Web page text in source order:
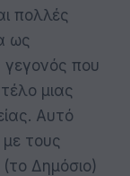
πολλές
ως
γεγονός που
μιας
Αυτό
τους
Δημόσιο)